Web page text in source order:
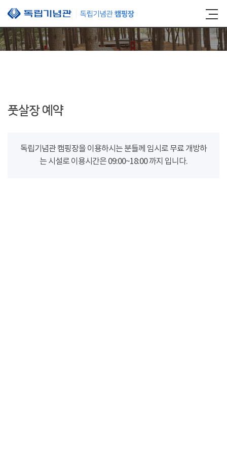
본문 바로가기
풋살장 예약
독립기념관 캠핑장을 이용하시는 분들께 임시로 무료 개방하
는 시설로 이용시간은 09:00~18:00 까지 입니다.